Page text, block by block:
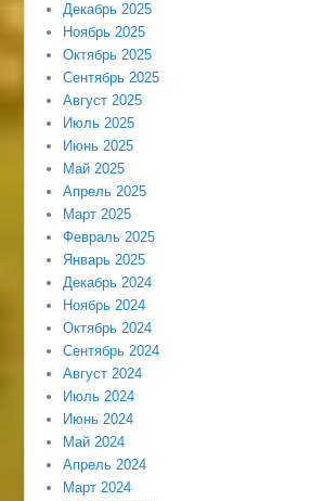
Декабрь 2025
Ноябрь 2025
Октябрь 2025
Сентябрь 2025
Август 2025
Июль 2025
Июнь 2025
Май 2025
Апрель 2025
Март 2025
Февраль 2025
Январь 2025
Декабрь 2024
Ноябрь 2024
Октябрь 2024
Сентябрь 2024
Август 2024
Июль 2024
Июнь 2024
Май 2024
Апрель 2024
Март 2024